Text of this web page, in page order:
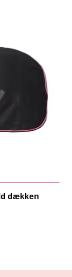
dækken